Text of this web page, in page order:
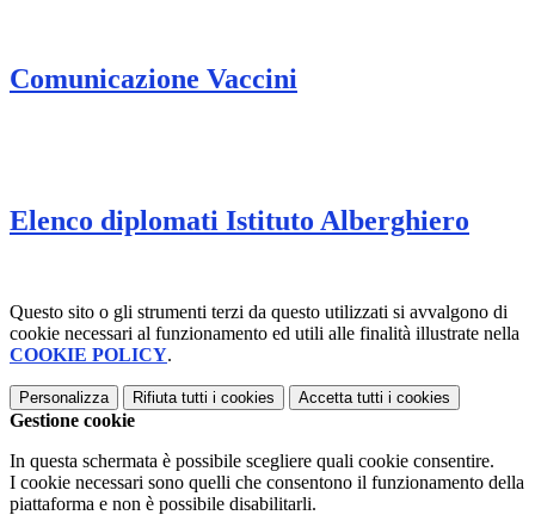
Comunicazione Vaccini
Elenco diplomati Istituto Alberghiero
Questo sito o gli strumenti terzi da questo utilizzati si avvalgono di
cookie necessari al funzionamento ed utili alle finalità illustrate nella
COOKIE POLICY.
Personalizza Rifiuta tutti i cookies Accetta tutti i cookies
Gestione cookie
In questa schermata è possibile scegliere quali cookie consentire.
I cookie necessari sono quelli che consentono il funzionamento della
piattaforma e non è possibile disabilitarli.